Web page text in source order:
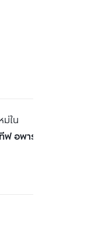
ใน
อพาร์ตเมนต์